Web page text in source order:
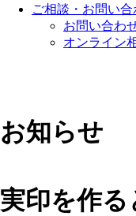
ご相談・お問い合
お問い合わ
オンライン
お知らせ
実印を作